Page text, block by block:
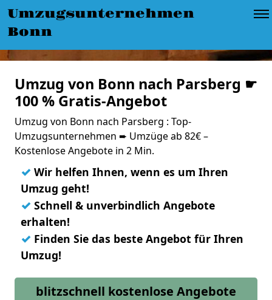
Umzugsunternehmen
Bonn
Umzug von Bonn nach Parsberg ☛
100 % Gratis-Angebot
Umzug von Bonn nach Parsberg : Top-
Umzugsunternehmen ➨ Umzüge ab 82€ –
Kostenlose Angebote in 2 Min.
✓ Wir helfen Ihnen, wenn es um Ihren
Umzug geht!
✓ Schnell & unverbindlich Angebote
erhalten!
✓ Finden Sie das beste Angebot für Ihren
Umzug!
blitzschnell kostenlose Angebote